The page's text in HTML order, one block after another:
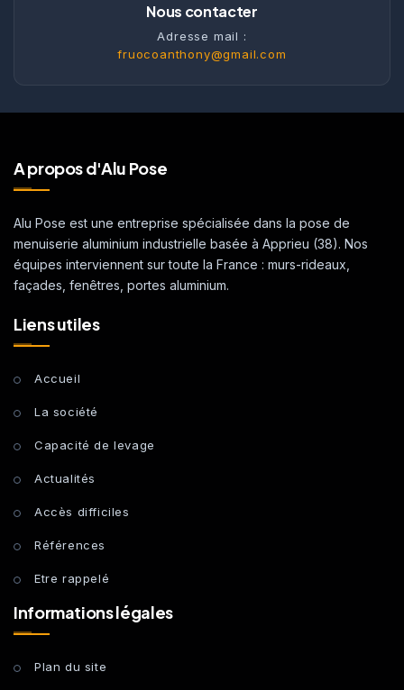
Nous contacter
Adresse mail :
fruocoanthony@gmail.com
A propos d'Alu Pose
Alu Pose est une entreprise spécialisée dans la pose de
menuiserie aluminium industrielle basée à Apprieu (38). Nos
équipes interviennent sur toute la France : murs-rideaux,
façades, fenêtres, portes aluminium.
Liens utiles
Accueil
La société
Capacité de levage
Actualités
Accès difficiles
Références
Etre rappelé
Informations légales
Plan du site